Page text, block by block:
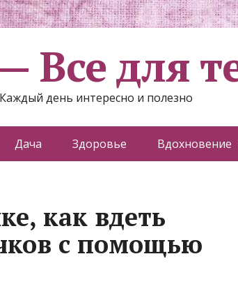
Все для
Каждый день интересно и полезно
Дача Здоровье Вдохновение
как вдеть
с помощью